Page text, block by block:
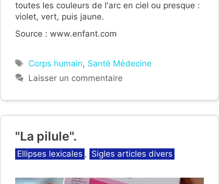
toutes les couleurs de l'arc en ciel ou presque :
violet, vert, puis jaune.
Source : www.enfant.com
Étiquettes
Corps humain, Santé Médecine
Laisser un commentaire
"La pilule".
Catégories
Ellipses lexicales , Sigles articles divers